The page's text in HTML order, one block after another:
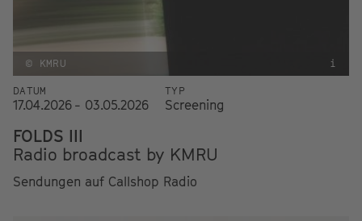
© KMRU i
DATUM
17.04.2026 - 03.05.2026
TYP
Screening
FOLDS III
Radio broadcast by KMRU
Sendungen auf Callshop Radio